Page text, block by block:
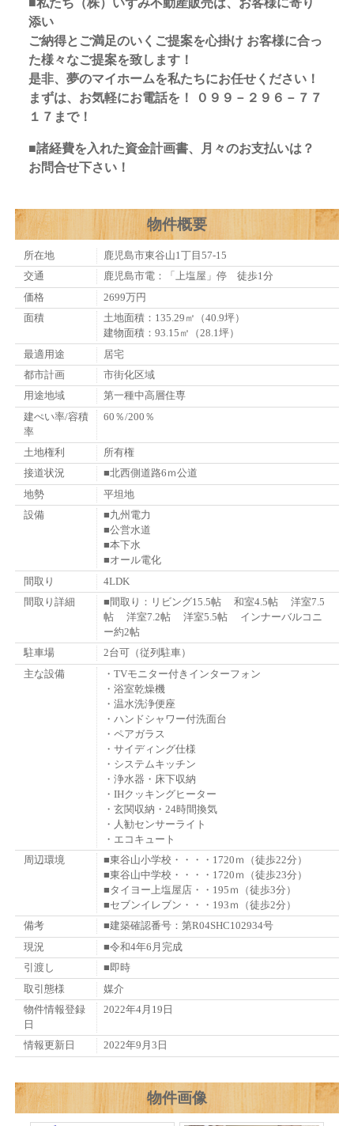
■私たち（株）いずみ不動産販売は、お客様に寄り
添い
ご納得とご満足のいくご提案を心掛け お客様に合っ
た様々なご提案を致します！
是非、夢のマイホームを私たちにお任せください！
まずは、お気軽にお電話を！ ０９９－２９６－７７
１７まで！
■諸経費を入れた資金計画書、月々のお支払いは？
お問合せ下さい！
物件概要
所在地
鹿児島市東谷山1丁目57-15
交通
鹿児島市電：「上塩屋」停 徒歩1分
価格
2699万円
面積
土地面積：135.29㎡（40.9坪）
建物面積：93.15㎡（28.1坪）
最適用途
居宅
都市計画
市街化区域
用途地域
第一種中高層住専
建ぺい率/容積
率
60％/200％
土地権利
所有権
接道状況
■北西側道路6ｍ公道
地勢
平坦地
設備
■九州電力
■公営水道
■本下水
■オール電化
間取り
4LDK
間取り詳細
■間取り：リビング15.5帖 和室4.5帖 洋室7.5
帖 洋室7.2帖 洋室5.5帖 インナーバルコニ
ー約2帖
駐車場
2台可（従列駐車）
主な設備
・TVモニター付きインターフォン
・浴室乾燥機
・温水洗浄便座
・ハンドシャワー付洗面台
・ペアガラス
・サイディング仕様
・システムキッチン
・浄水器・床下収納
・IHクッキングヒーター
・玄関収納・24時間換気
・人勧センサーライト
・エコキュート
周辺環境
■東谷山小学校・・・・1720ｍ（徒歩22分）
■東谷山中学校・・・・1720ｍ（徒歩23分）
■タイヨー上塩屋店・・195ｍ（徒歩3分）
■セブンイレブン・・・193ｍ（徒歩2分）
備考
■建築確認番号：第R04SHC102934号
現況
■令和4年6月完成
引渡し
■即時
取引態様
媒介
物件情報登録
日
2022年4月19日
情報更新日 2022年9月3日
物件画像